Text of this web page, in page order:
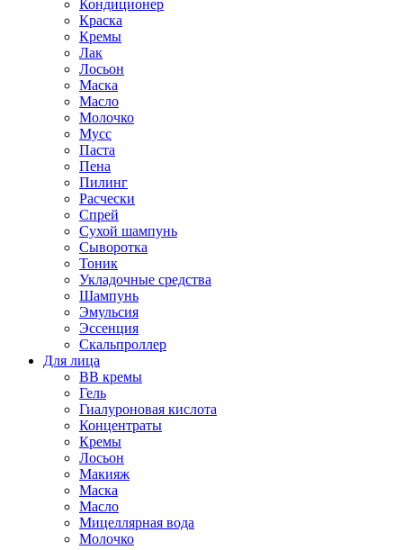
Кондиционер
Краска
Кремы
Лак
Лосьон
Маска
Масло
Молочко
Мусс
Паста
Пена
Пилинг
Расчески
Спрей
Сухой шампунь
Сыворотка
Тоник
Укладочные средства
Шампунь
Эмульсия
Эссенция
Скальпроллер
Для лица
BB кремы
Гель
Гиалуроновая кислота
Концентраты
Кремы
Лосьон
Макияж
Маска
Масло
Мицеллярная вода
Молочко